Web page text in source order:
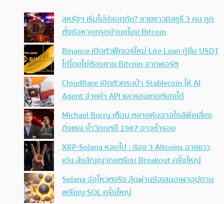
สหรัฐฯ เริ่มไม่ปลอดภัย? ชายชาวมิสซูรี 3 คน ถูก
ตั้งข้อหาบุกรุกบ้านขโมย Bitcoin
Binance เปิดตัวฟีเจอร์ใหม่ Lite Loan กู้ยืม USDT
ได้โดยไม่ต้องขาย Bitcoin จากพอร์ต
Cloudflare เปิดตัวกระเป๋า Stablecoin ให้ AI
Agent จ่ายค่า API และคอนเทนต์เองได้
Michael Burry เตือน ตลาดหุ้นอาจใกล้พีคเสี่ยง
ดิ่งแรง ย้ำวิกฤตปี 1987 อาจซ้ำรอย
XRP-Solana หลบไป : ส่อง 3 Altcoins ฉายแวว
เด่น ส่งสัญญาณเตรียม Breakout ครั้งใหญ่
Solana จ่อโหวตจริง ลุ้นผ่านข้อเสนอเผาอุปทาน
เหรียญ SOL ครั้งใหญ่